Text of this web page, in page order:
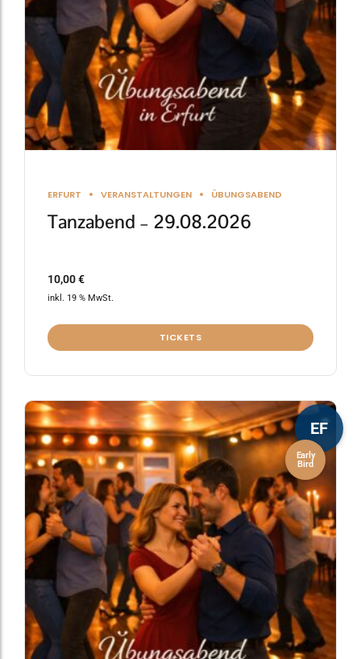
ERFURT VERANSTALTUNGEN ÜBUNGSABEND
Tanzabend – 29.08.2026
10,00€
inkl. 19 % MwSt.
TICKETS
EF
Early
Bird